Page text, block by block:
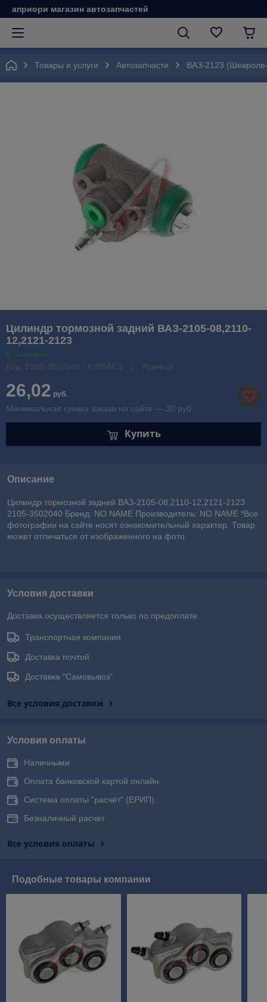
априори магазин автозапчастей
Товары и услуги Автозапчасти ВАЗ-2123
Цилиндр тормозной задний ВАЗ-2105-08,2110-
12,2121-2123
В наличии
Код: 2105-3502040 / K2056C3
Розница
26,02 руб.
Минимальная сумма заказа на сайте — 30 руб.
Купить
Описание
Цилиндр тормозной задний ВАЗ-2105-08,2110-12,2121-2123
2105-3502040 Бренд: NO NAME Производитель: NO NAME *Все
фотографии на сайте носят ознакомительный характер. Товар
может отличаться от изображенного на фото
Условия доставки
Доставка осуществляется только по предоплате.
Транспортная компания
Доставка почтой
Доставка "Самовывоз"
Все условия доставки
Условия оплаты
Наличными
Оплата банковской картой онлайн
Система оплаты "расчёт" (ЕРИП)
Безналичный расчет
Все условия оплаты
Подобные товары компании